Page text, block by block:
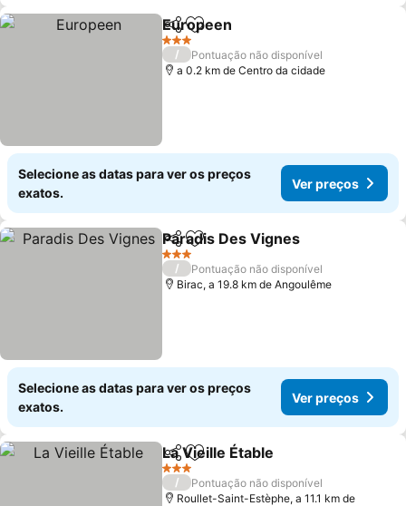
PartilharAdicionar aos favoritos
Europeen
3 Estrelas
/
Pontuação não disponível
a 0.2 km de Centro da cidade
Selecione as datas para ver os preços
exatos.
Ver preços
PartilharAdicionar aos favoritos
Paradis Des Vignes
3 Estrelas
/
Pontuação não disponível
Birac, a 19.8 km de Angoulême
Selecione as datas para ver os preços
exatos.
Ver preços
PartilharAdicionar aos favoritos
La Vieille Étable
3 Estrelas
/
Pontuação não disponível
Roullet-Saint-Estèphe, a 11.1 km de